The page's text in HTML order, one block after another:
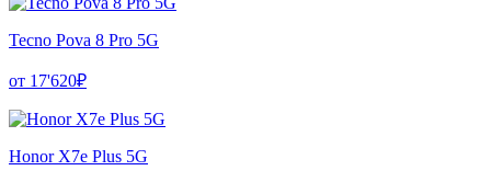
Tecno Pova 8 Pro 5G
от 17'620₽
Honor X7e Plus 5G